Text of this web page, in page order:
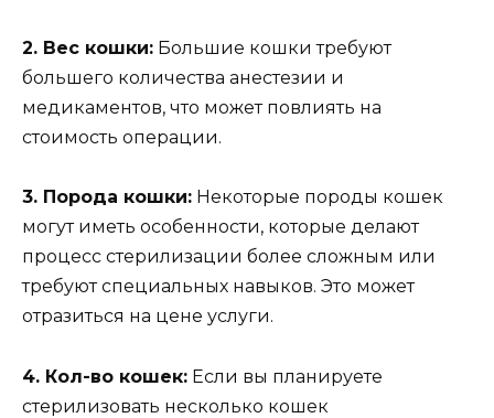
2. Вес кошки: Большие кошки требуют
большего количества анестезии и
медикаментов, что может повлиять на
стоимость операции.
3. Порода кошки: Некоторые породы кошек
могут иметь особенности, которые делают
процесс стерилизации более сложным или
требуют специальных навыков. Это может
отразиться на цене услуги.
4. Кол-во кошек: Если вы планируете
стерилизовать несколько кошек